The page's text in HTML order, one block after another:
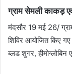
ग्राम सेमली काकड़
मंदसौर 19 मई 26/
शिविर आयोजित किए
ब्लड शुगर, हीमोग्लोबिन